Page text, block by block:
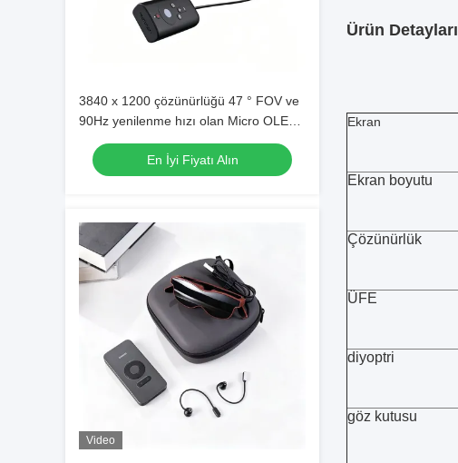
3840 x 1200 çözünürlüğü 47 ° FOV ve
90Hz yenilenme hızı olan Micro OLED
XR Gözlükleri
En İyi Fiyatı Alın
Video
Ürün Detayları
Ekran
Ekran boyutu
Çözünürlük
ÜFE
diyoptri
göz kutusu